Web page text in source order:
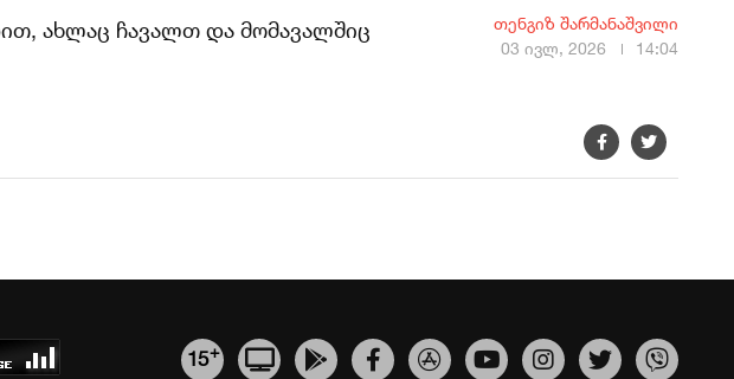
ახლაც ჩავალთ და მომავალშიც
თენგიზ შარმანაშვილი
03 ივლ, 2026
14:04
15+